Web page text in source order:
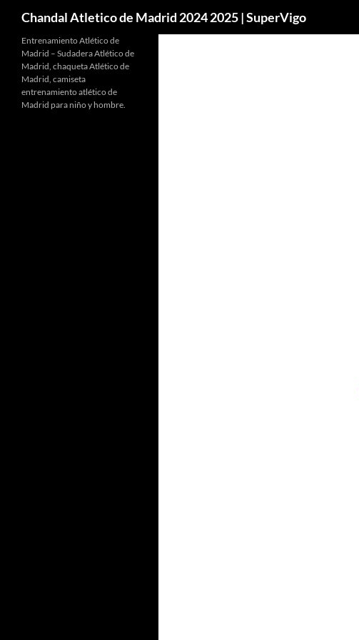
Chandal Atletico de Madrid 2024 2025 | SuperVigo
Entrenamiento Atlético de
Madrid – Sudadera Atlético de
Madrid, chaqueta Atlético de
Madrid, camiseta
entrenamiento atlético de
Madrid para niño y hombre.